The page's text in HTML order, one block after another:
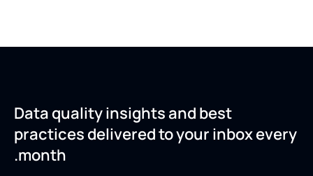
Data quality insights and best
practices delivered to your inbox every
month.